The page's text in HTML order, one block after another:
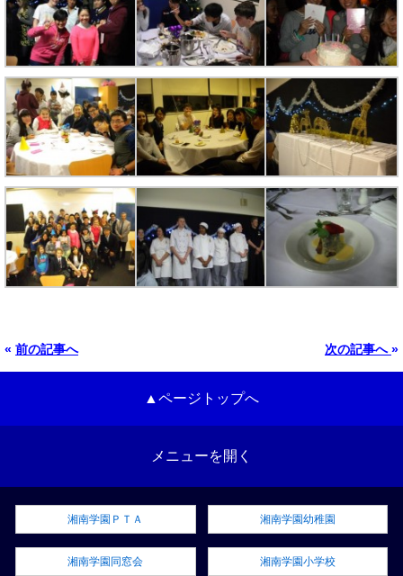
« 前の記事へ 次の記事へ »
▲ページトップへ
メニューを開く
湘南学園ＰＴＡ
湘南学園同窓会
湘南学園幼稚園
湘南学園小学校